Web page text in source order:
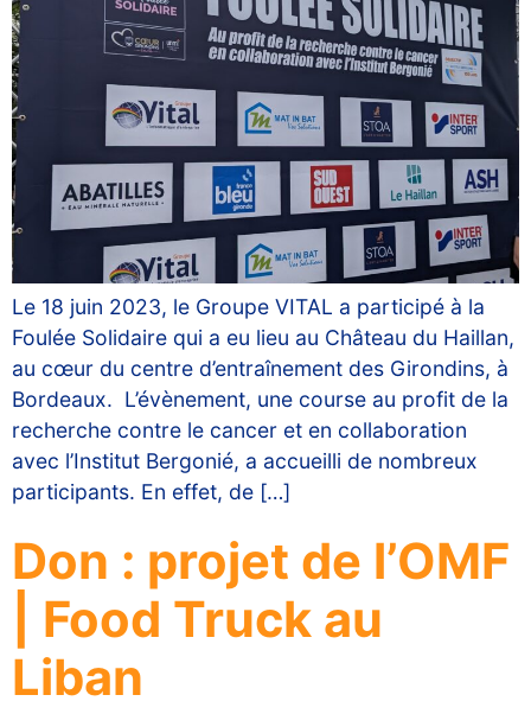
Le 18 juin 2023, le Groupe VITAL a participé à la
Foulée Solidaire qui a eu lieu au Château du Haillan,
au cœur du centre d’entraînement des Girondins, à
Bordeaux. L’évènement, une course au profit de la
recherche contre le cancer et en collaboration
avec l’Institut Bergonié, a accueilli de nombreux
participants. En effet, de […]
Don : projet de l’OMF
| Food Truck au
Liban